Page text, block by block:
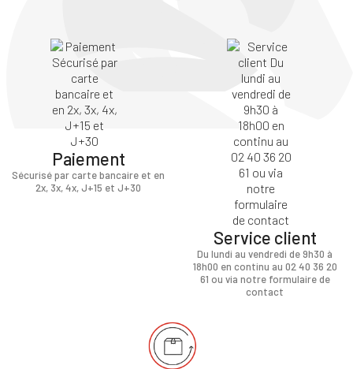
Paiement
Sécurisé par carte bancaire et en
2x, 3x, 4x, J+15 et J+30
Service client
Du lundi au vendredi de 9h30 à
18h00 en continu au 02 40 36 20
61 ou via notre formulaire de
contact